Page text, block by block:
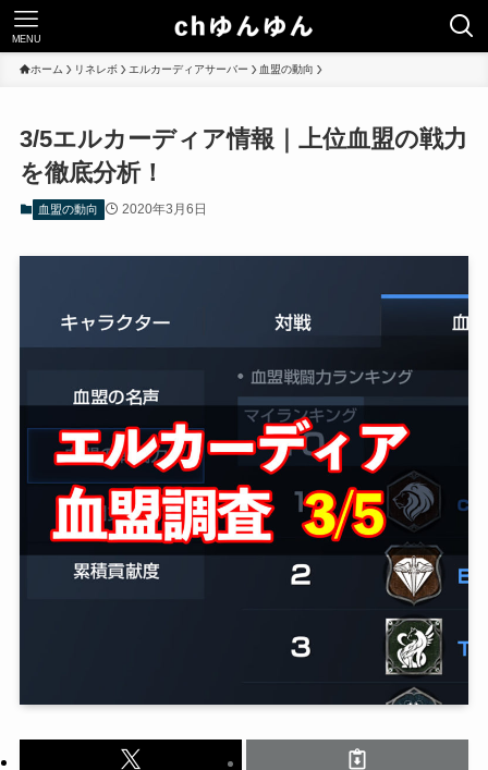
MENU
ホーム リネレボ エルカーディアサーバー 血盟の動向
3/5エルカーディア情報｜上位血盟の戦力
を徹底分析！
血盟の動向 2020年3月6日